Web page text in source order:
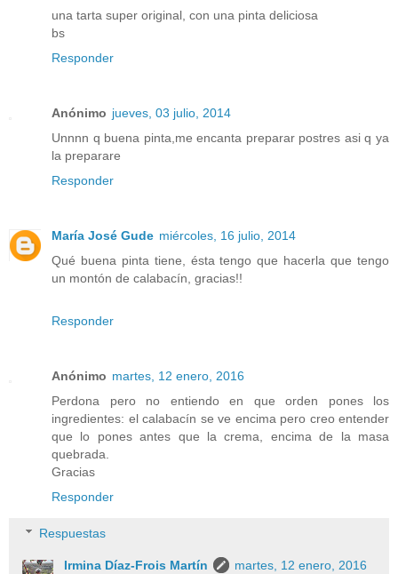
una tarta super original, con una pinta deliciosa
bs
Responder
Anónimo jueves, 03 julio, 2014
Unnnn q buena pinta,me encanta preparar postres asi q ya
la preparare
Responder
María José Gude miércoles, 16 julio, 2014
Qué buena pinta tiene, ésta tengo que hacerla que tengo
un montón de calabacín, gracias!!
Responder
Anónimo martes, 12 enero, 2016
Perdona pero no entiendo en que orden pones los
ingredientes: el calabacín se ve encima pero creo entender
que lo pones antes que la crema, encima de la masa
quebrada.
Gracias
Responder
Respuestas
Irmina Díaz-Frois Martín
martes, 12 enero, 2016